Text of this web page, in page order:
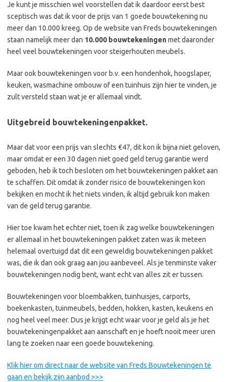
Je kunt je misschien wel voorstellen dat ik daardoor eerst best
sceptisch was dat ik voor de prijs van 1 goede bouwtekening nu
meer dan 10.000 kreeg. Op de website van Freds bouwtekeningen
staan namelijk meer dan 10.000 bouwtekeningenmet daaronder
heel veel bouwtekeningen voor steigerhouten meubels.
Maar ook bouwtekeningen voor b.v. een hondenhok, hoogslaper,
keuken, wasmachine ombouw of een tuinhuis zijn hier te vinden, je
zult versteld staan wat je er allemaal vindt.
Uitgebreid bouwtekeningenpakket.
Maar dat voor een prijs van slechts €47, dit kon ik bijna niet geloven,
maar omdat er een 30 dagen niet goed geld terug garantie werd
geboden, heb ik toch besloten om het bouwtekeningen pakket aan
te schaffen. Dit omdat ik zonder risico de bouwtekeningen kon
bekijken en mocht ik het niets vinden, ik altijd gebruik kon maken
van de geld terug garantie.
Hier toe kwam het echter niet, toen ik zag welke bouwtekeningen
er allemaal in het bouwtekeningen pakket zaten was ik meteen
helemaal overtuigd dat dit een geweldig bouwtekeningen pakket
was, die ik dan ook graag aan jou aanbeveel. Als je tenminste vaker
bouwtekeningen nodig bent, want echt van alles zit er tussen.
Bouwtekeningen voor bloembakken, tuinhuisjes, carports,
boekenkasten, tuinmeubels, bedden, hokken, kasten, keukens en
nog heel veel meer. Dus je krijgt echt waar voor je geld als je het
bouwtekeningenpakket aan aanschaft en je hoeft nooit meer uren
lang te zoeken naar een goede bouwtekening.
Klik hier om direct naar de website van Freds Bouwtekeningen te
gaan en bekijk zijn aanbod >>>